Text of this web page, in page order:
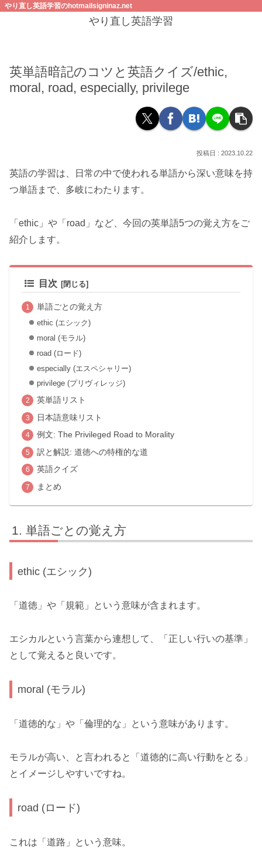
やり直し英語学習のhotmailsigninaz.net
やり直し英語学習
英単語暗記のコツと英語クイズ/ethic,
moral, road, especially, privilege
2023.10.22
英語の学習は、日常の中で使われる単語から深い意味を持
つ単語まで、多岐にわたります。
「ethic」や「road」など、今回の英単語5つの覚え方をご
紹介します。
目次
単語ごとの覚え方
ethic (エシック)
moral (モラル)
road (ロード)
especially (エスペシャリー)
privilege (プリヴィレッジ)
英単語リスト
日本語意味リスト
例文: The Privileged Road to Morality
訳と解説: 道徳への特権的な道
英語クイズ
まとめ
単語ごとの覚え方
ethic (エシック)
「道徳」や「規範」という意味が含まれます。
エシカルという言葉から連想して、「正しい行いの基準」
として覚えると良いです。
moral (モラル)
「道徳的な」や「倫理的な」という意味があります。
モラルが高い、と言われると「道徳的に高い行動をとる」
とイメージしやすいですね。
road (ロード)
これは「道路」という意味。